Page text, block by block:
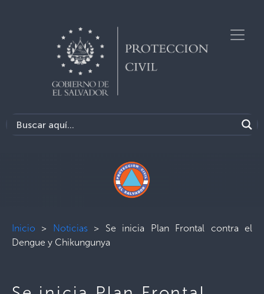
Inicio > Noticias> Se inicia Plan Frontal contra el
Dengue y Chikungunya